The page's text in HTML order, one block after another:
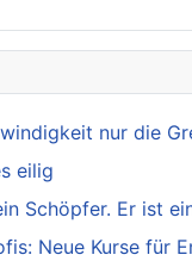
nur die
eilig
Schöpfer. Er ist
Neue Kurse für